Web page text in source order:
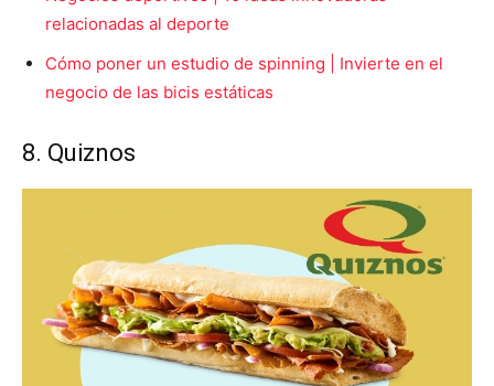
relacionadas al deporte
Cómo poner un estudio de spinning | Invierte en el
negocio de las bicis estáticas
8. Quiznos